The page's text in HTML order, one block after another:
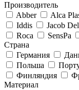
Производитель
Abber
Alca
Iddis
Jacob
Roca
SensPa
Страна
Германия
Польша
Финляндия
Материал